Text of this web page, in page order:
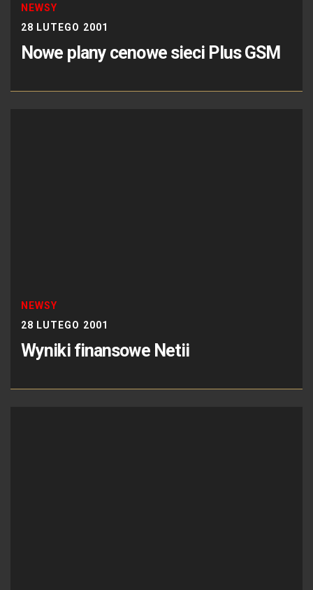
NEWSY
28 LUTEGO 2001
Nowe plany cenowe sieci Plus GSM
NEWSY
28 LUTEGO 2001
Wyniki finansowe Netii